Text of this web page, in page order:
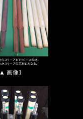
▲ 画像1